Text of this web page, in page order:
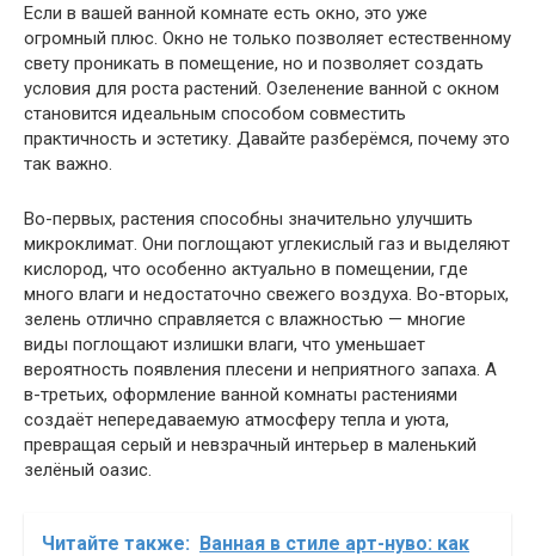
Если в вашей ванной комнате есть окно, это уже
огромный плюс. Окно не только позволяет естественному
свету проникать в помещение, но и позволяет создать
условия для роста растений. Озеленение ванной с окном
становится идеальным способом совместить
практичность и эстетику. Давайте разберёмся, почему это
так важно.
Во-первых, растения способны значительно улучшить
микроклимат. Они поглощают углекислый газ и выделяют
кислород, что особенно актуально в помещении, где
много влаги и недостаточно свежего воздуха. Во-вторых,
зелень отлично справляется с влажностью — многие
виды поглощают излишки влаги, что уменьшает
вероятность появления плесени и неприятного запаха. А
в-третьих, оформление ванной комнаты растениями
создаёт непередаваемую атмосферу тепла и уюта,
превращая серый и невзрачный интерьер в маленький
зелёный оазис.
Читайте также: Ванная в стиле арт-нуво: как